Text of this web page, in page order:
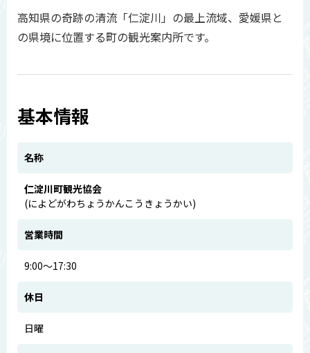
高知県の奇跡の清流「仁淀川」の最上流域、愛媛県と
の県境に位置する町の観光案内所です。
基本情報
名称
仁淀川町観光協会
(によどがわちょうかんこうきょうかい)
営業時間
9:00～17:30
休日
日曜